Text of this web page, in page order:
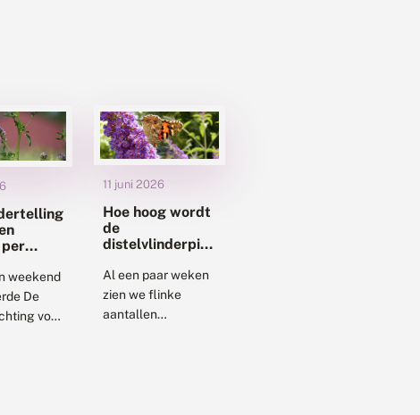
weekend
De
voor
11 juni 2026
Hoe hoog wordt
de
distelvlinderpiek
Al een paar weken
zien we flinke
aantallen